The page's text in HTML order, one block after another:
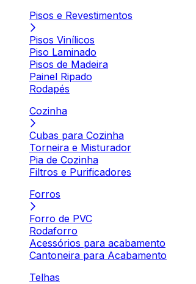
Pisos e Revestimentos
Pisos Vinílicos
Piso Laminado
Pisos de Madeira
Painel Ripado
Rodapés
Cozinha
Cubas para Cozinha
Torneira e Misturador
Pia de Cozinha
Filtros e Purificadores
Forros
Forro de PVC
Rodaforro
Acessórios para acabamento
Cantoneira para Acabamento
Telhas